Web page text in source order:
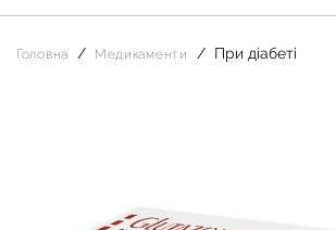
Головна Медикаменти При діабеті